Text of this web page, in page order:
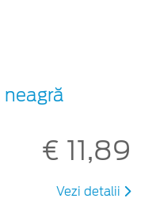
neagră
€ 11,89
Vezi detalii